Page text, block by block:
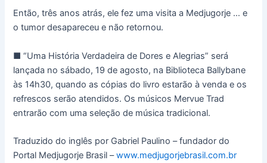
Então, três anos atrás, ele fez uma visita a Medjugorje … e
o tumor desapareceu e não retornou.
■ “Uma História Verdadeira de Dores e Alegrias” será
lançada no sábado, 19 de agosto, na Biblioteca Ballybane
às 14h30, quando as cópias do livro estarão à venda e os
refrescos serão atendidos. Os músicos Mervue Trad
entrarão com uma seleção de música tradicional.
Traduzido do inglês por Gabriel Paulino – fundador do
Portal Medjugorje Brasil –www.medjugorjebrasil.com.br